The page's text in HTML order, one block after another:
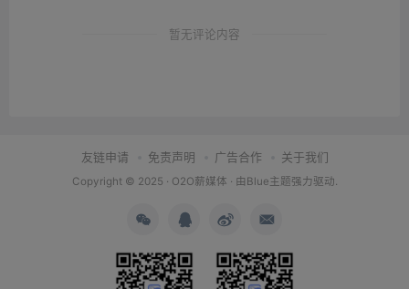
暂无评论内容
友链申请 免责声明 广告合作 关于我们
Copyright © 2025 · O2O薪媒体 · 由 Blue主题强力驱动.